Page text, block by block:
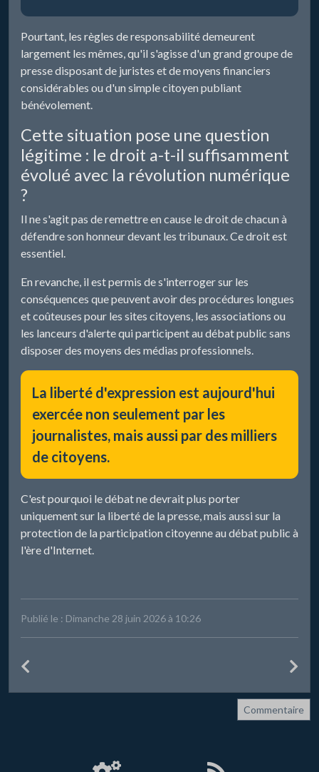
Pourtant, les règles de responsabilité demeurent
largement les mêmes, qu'il s'agisse d'un grand groupe de
presse disposant de juristes et de moyens financiers
considérables ou d'un simple citoyen publiant
bénévolement.
Cette situation pose une question
légitime : le droit a-t-il suffisamment
évolué avec la révolution numérique
?
Il ne s'agit pas de remettre en cause le droit de chacun à
défendre son honneur devant les tribunaux. Ce droit est
essentiel.
En revanche, il est permis de s'interroger sur les
conséquences que peuvent avoir des procédures longues
et coûteuses pour les sites citoyens, les associations ou
les lanceurs d'alerte qui participent au débat public sans
disposer des moyens des médias professionnels.
La liberté d'expression est aujourd'hui
exercée non seulement par les
journalistes, mais aussi par des milliers
de citoyens.
C'est pourquoi le débat ne devrait plus porter
uniquement sur la liberté de la presse, mais aussi sur la
protection de la participation citoyenne au débat public à
l'ère d'Internet.
Publié le : Dimanche 28 juin 2026 à 10:26
Commentaire